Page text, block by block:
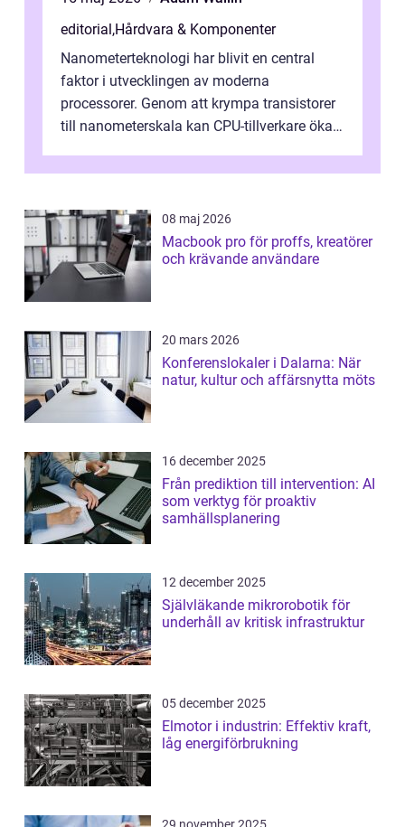
editorial,Hårdvara & Komponenter
Nanometerteknologi har blivit en central
faktor i utvecklingen av moderna
processorer. Genom att krympa transistorer
till nanometerskala kan CPU-tillverkare öka
08 maj 2026
Macbook pro för proffs, kreatörer
och krävande användare
20 mars 2026
Konferenslokaler i Dalarna: När
natur, kultur och affärsnytta möts
16 december 2025
Från prediktion till intervention: AI
som verktyg för proaktiv
samhällsplanering
12 december 2025
Självläkande mikrorobotik för
underhåll av kritisk infrastruktur
05 december 2025
Elmotor i industrin: Effektiv kraft,
låg energiförbrukning